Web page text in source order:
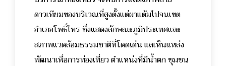
ดาวเทียมของบริเวณที่สูงตั้งแต่ผาแต้มไปจนเขต
อำเภอโพธิ์ไทร ซึ่งแสดงลักษณะภูมิประเทศและ
สภาพแวดล้อมธรรมชาติที่โดดเด่น แลเห็นแหล่ง
พัฒนาเพื่อการท่องเที่ยว ตำแหน่งที่มีน้ำตก ชุมชน